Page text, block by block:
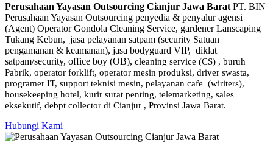
Perusahaan Yayasan Outsourcing Cianjur Jawa Barat PT. BIN
Perusahaan Yayasan Outsourcing penyedia & penyalur agensi
(Agent) Operator Gondola Cleaning Service, gardener Lanscaping
Tukang Kebun, jasa pelayanan satpam (security Satuan
pengamanan & keamanan), jasa bodyguard VIP, diklat
satpam/security, office boy (OB), cleaning service (CS) , buruh
Pabrik, operator forklift, operator mesin produksi, driver swasta,
programer IT, support teknisi mesin, pelayanan cafe (wiriters),
housekeeping hotel, kurir surat penting, telemarketing, sales
eksekutif, debpt collector di Cianjur , Provinsi Jawa Barat.
Hubungi Kami